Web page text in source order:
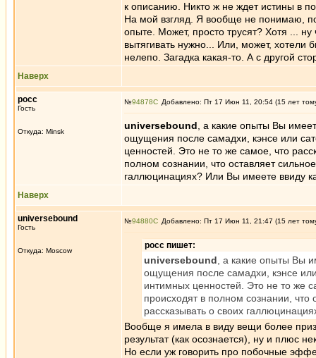
к описанию. Никто ж не ждет истины в
На мой взгляд. Я вообще не понимаю,
опыте. Может, просто трусят? Хотя ...
вытягивать нужно... Или, может, хотели
нелепо. Загадка какая-то. А с другой
Наверх
росс
Гость
Откуда: Minsk
№94878 Добавлено: Пт 17 Июн 11, 20:54 (15 лет
universebound , а какие опыты Вы
ощущения после самадхи, кэнсе или
ценностей. Это не то же самое, что
полном сознании, что оставляет
галлюцинациях? Или Вы имеете ввиду
Наверх
universebound
Гость
Откуда: Moscow
№94880 Добавлено: Пт 17 Июн 11, 21:47 (15 лет
росс пишет:
universebound , а какие опыты Вы
ощущения после самадхи, кэнсе
интимных ценностей. Это не то же
происходят в полном сознании,
рассказывать о своих
Вообще я имела в виду вещи более
результат (как осознается), ну и плюс
Но если уж говорить про побочные